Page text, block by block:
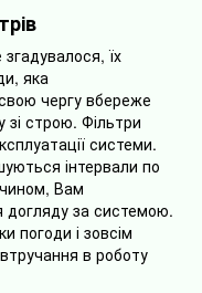
їх
яка
чергу вбереже
зі строю. Фільтри
системи.
інтервали по
Вам
за системою.
погоди і зовсім
в роботу